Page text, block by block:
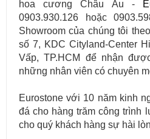
hoa cương Châu Âu -
0903.930.126 hoặc
Showroom của chúng tôi
số 7, KDC Cityland-Center
Vấp, TP.HCM để nhận
những nhân viên có chuyên
Eurostone với 10 năm kinh
đá cho hàng trăm công trình
cho quý khách hàng sự hài